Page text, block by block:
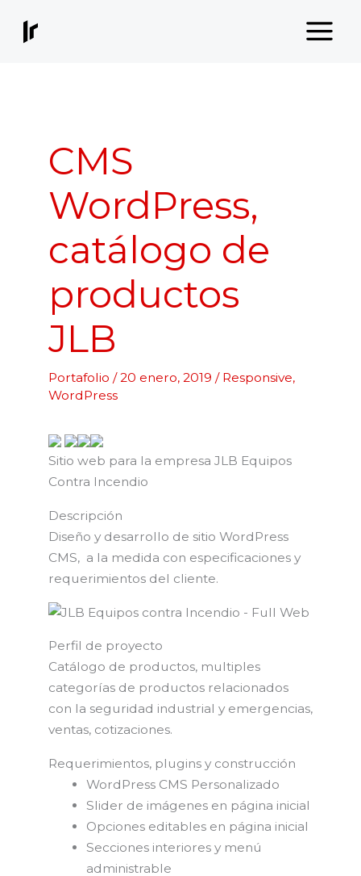
CMS
WordPress,
catálogo de
productos
JLB
Portafolio /20 enero, 2019 / Responsive,
WordPress
Sitio web para la empresa JLB Equipos
Contra Incendio
Descripción
Diseño y desarrollo de sitio WordPress
CMS, a la medida con especificaciones y
requerimientos del cliente.
Perfil de proyecto
Catálogo de productos, multiples
categorías de productos relacionados
con la seguridad industrial y emergencias,
ventas, cotizaciones.
Requerimientos, plugins y construcción
WordPress CMS Personalizado
Slider de imágenes en página inicial
Opciones editables en página inicial
Secciones interiores y menú
administrable